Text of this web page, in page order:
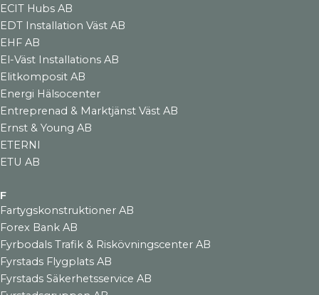
ECIT Hubs AB
EDT Installation Väst AB
EHF AB
El-Väst Installations AB
Elitkomposit AB
Energi Hälsocenter
Entreprenad & Marktjänst Väst AB
Ernst & Young AB
ETERNI
ETU AB
F
Fartygskonstruktioner AB
Forex Bank AB
Fyrbodals Trafik & Riskövningscenter AB
Fyrstads Flygplats AB
Fyrstads Säkerhetsservice AB